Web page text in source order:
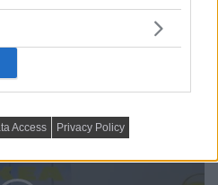
Access Privacy Policy
reklámfilmje –